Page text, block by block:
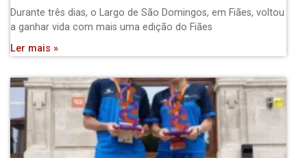
Durante três dias, o Largo de São Domingos, em Fiães, voltou
a ganhar vida com mais uma edição do Fiães
Ler mais »